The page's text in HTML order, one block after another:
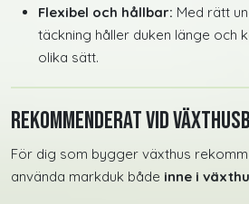
Flexibel och hållbar: Med rätt
täckning håller duken länge och
olika sätt.
Rekommenderat vid
För dig som bygger växthus
använda markduk både inne i